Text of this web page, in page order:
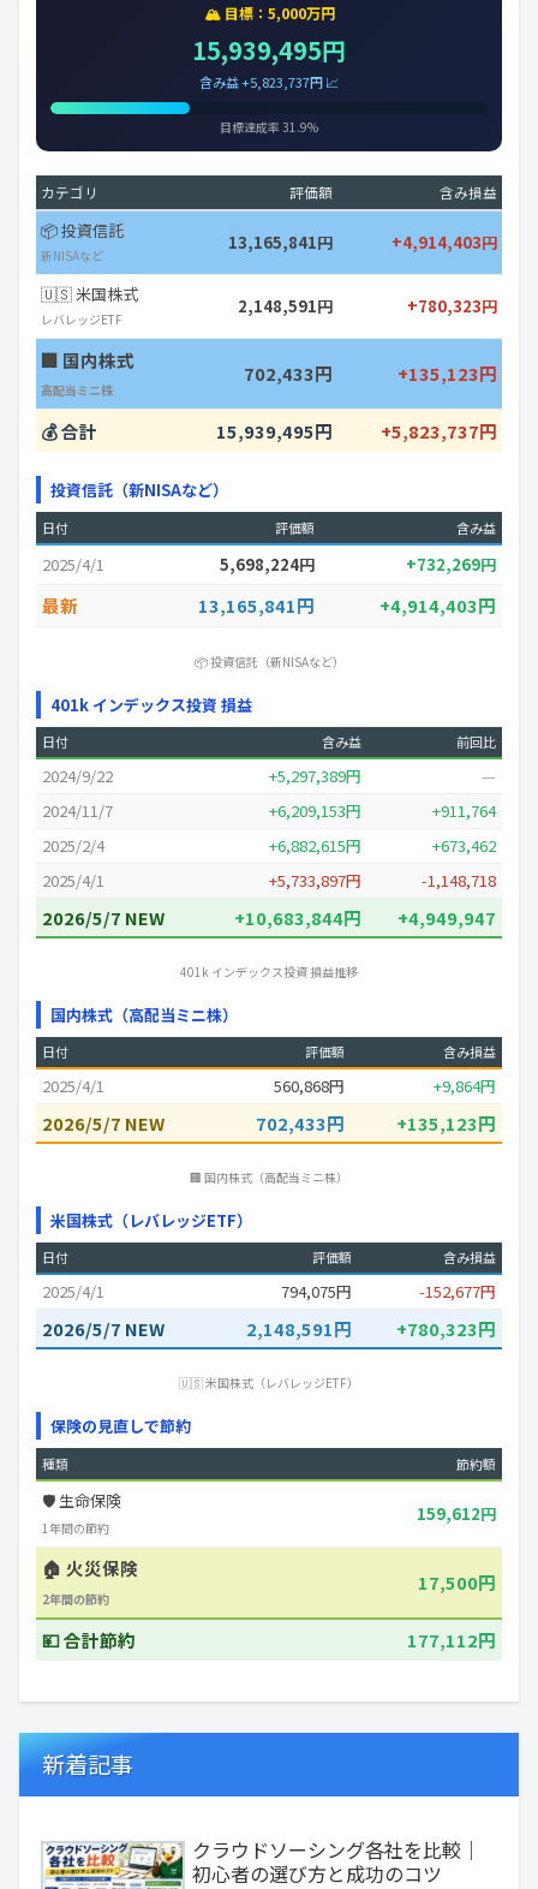
🏔️ 目標：5,000万円
15,939,495円
含み益 +5,823,737円 📈
目標達成率 31.9%
カテゴリ 評価額 含み損益
📦 投資信託
新NISAなど
13,165,841円 +4,914,403円
🇺🇸 米国株式
レバレッジETF
2,148,591円 +780,323円
🏢 国内株式
高配当ミニ株
702,433円 +135,123円
💰 合計 15,939,495円 +5,823,737円
投資信託（新NISAなど）
日付 評価額 含み益
2025/4/1 5,698,224円 +732,269円
最新 13,165,841円 +4,914,403円
📦 投資信託（新NISAなど）
401k インデックス投資 損益
日付 含み益 前回比
2024/9/22 +5,297,389円
—
2024/11/7
+6,209,153円
+911,764
2025/2/4
+6,882,615円
+673,462
2025/4/1
+5,733,897円 -1,148,718
2026/5/7 NEW +10,683,844円 +4,949,947
401k インデックス投資 損益推移
国内株式（高配当ミニ株）
日付 評価額 含み損益
2025/4/1 560,868円 +9,864円
2026/5/7 NEW 702,433円 +135,123円
🏢 国内株式（高配当ミニ株）
米国株式（レバレッジETF）
日付 評価額 含み損益
2025/4/1 794,075円 -152,677円
2026/5/7 NEW 2,148,591円 +780,323円
🇺🇸 米国株式（レバレッジETF）
保険の見直しで節約
種類 節約額
🛡️ 生命保険
1年間の節約
159,612円
🏠 火災保険
2年間の節約
17,500円
💴 合計節約 177,112円
新着記事
クラウドソーシング各社を比較｜
初心者の選び方と成功のコツ